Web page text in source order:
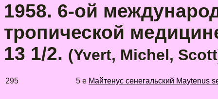
1958. 6-ой
тропической
13 1/2. (Yvert, Michel,
295 5 e Майтенус сенегальский Maytenus